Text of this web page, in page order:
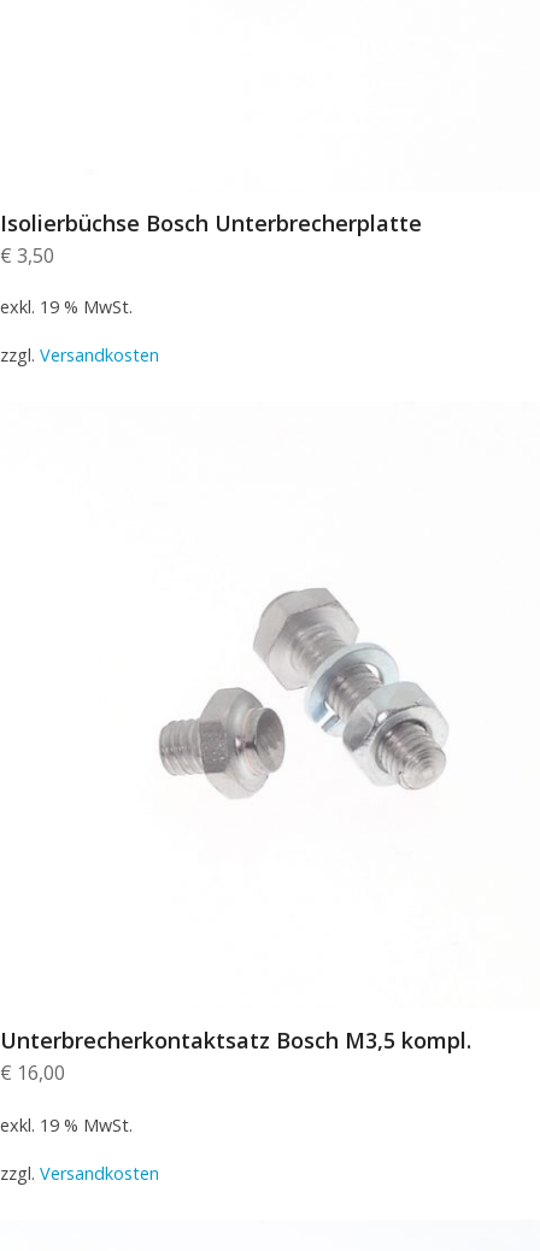
Isolierbüchse Bosch Unterbrecherplatte
€ 3,50
exkl. 19 % MwSt.
zzgl. Versandkosten
Unterbrecherkontaktsatz Bosch M3,5 kompl.
€ 16,00
exkl. 19 % MwSt.
zzgl. Versandkosten